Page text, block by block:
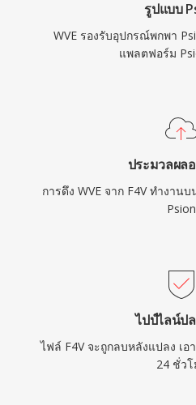
รูปแบบ
WVE รองรับอุปกรณ์พกพา
แพลตฟอร์ม
ประมวลผล
การดึง WVE จาก F4V ทำงา
Psion
ไปป์ไลน์ป
ไฟล์ F4V จะถูกลบหลังแปลง เอ
24 ชั่วโ